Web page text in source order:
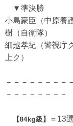
▼準決勝
小島豪臣（中原養
樹（自衛隊）
細越孝紀（警視庁
上ク）
－－－－－－－－
－－－－－－－－
【84kg級】 ＝13